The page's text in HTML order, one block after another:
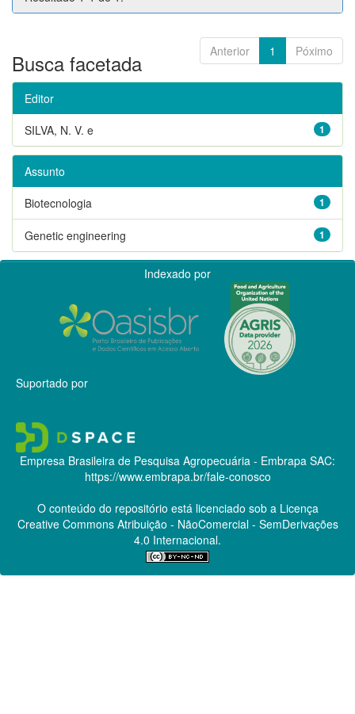
Anterior 1 Póximo
Busca facetada
Editor
1
SILVA, N. V. e
Assunto
1
Biotecnologia
1
Genetic engineering
Indexado por
Suportado por
Empresa Brasileira de Pesquisa Agropecuária - Embrapa SAC:
https://www.embrapa.br/fale-conosco
O conteúdo do repositório está licenciado sob a Licença
Creative CommonsAtribuição - NãoComercial - SemDerivações
4.0 Internacional.